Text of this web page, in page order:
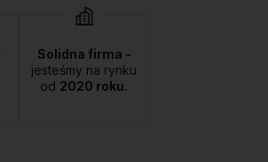
Solidna firma -
jesteśmy na rynku
od 2020 roku.